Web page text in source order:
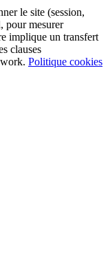
le site (session,
pour mesurer
implique un transfert
clauses
Politique cookies